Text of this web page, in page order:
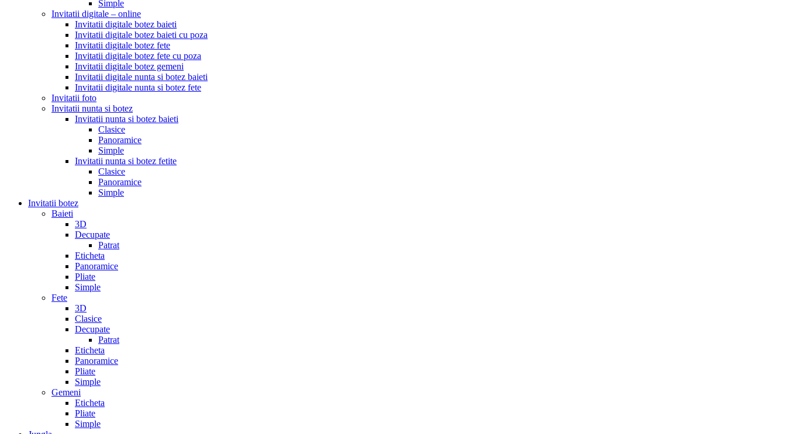
Simple
Invitatii digitale – online
Invitatii digitale botez baieti
Invitatii digitale botez baieti cu poza
Invitatii digitale botez fete
Invitatii digitale botez fete cu poza
Invitatii digitale botez gemeni
Invitatii digitale nunta si botez baieti
Invitatii digitale nunta si botez fete
Invitatii foto
Invitatii nunta si botez
Invitatii nunta si botez baieti
Clasice
Panoramice
Simple
Invitatii nunta si botez fetite
Clasice
Panoramice
Simple
Invitatii botez
Baieti
3D
Decupate
Patrat
Eticheta
Panoramice
Pliate
Simple
Fete
3D
Clasice
Decupate
Patrat
Eticheta
Panoramice
Pliate
Simple
Gemeni
Eticheta
Pliate
Simple